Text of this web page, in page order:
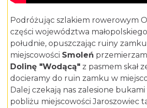
Podróżując szlakiem rowerowym
części województwa
południe, opuszczając ruiny
miejscowości Smoleń
Dolinę "Wodącą" z pasmem skał
docieramy do ruin zamku w
Dalej czekają nas zalesione
pobliżu miejscowości Jaroszowiec